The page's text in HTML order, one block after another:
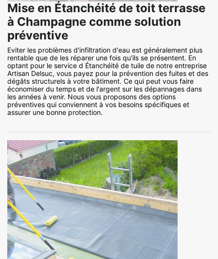
Mise en Étanchéité de toit terrasse
à Champagne comme solution
préventive
Eviter les problèmes d'infiltration d'eau est généralement plus
rentable que de les réparer une fois qu'ils se présentent. En
optant pour le service d Étanchéité de tuile de notre entreprise
Artisan Delsuc, vous payez pour la prévention des fuites et des
dégâts structurels à votre bâtiment. Ce qui peut vous faire
économiser du temps et de l'argent sur les dépannages dans
les années à venir. Nous vous proposons des options
préventives qui conviennent à vos besoins spécifiques et
assurer une bonne protection.